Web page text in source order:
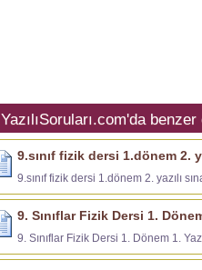
YazılıSoruları.com'da
9.sınıf fizik dersi 1.dönem 2.
9.sınıf fizik dersi 1.dönem 2. yazılı
9. Sınıflar Fizik Dersi 1.
9. Sınıflar Fizik Dersi 1. Dönem 1.